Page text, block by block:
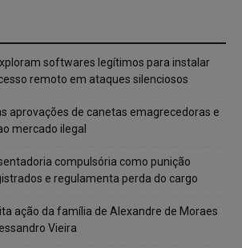
softwares legítimos para instalar
remoto em ataques silenciosos
aprovações de canetas emagrecedoras e
mercado ilegal
compulsória como punição
e regulamenta perda do cargo
ação da família de Alexandre de Moraes
Vieira